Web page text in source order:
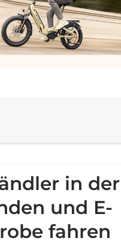
in der
und E-
fahren